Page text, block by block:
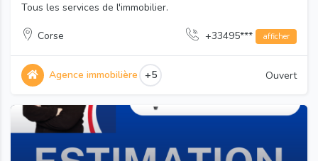
Tous les services de l'immobilier.
Corse +33495*** afficher
Agence immobilière +5 Ouvert